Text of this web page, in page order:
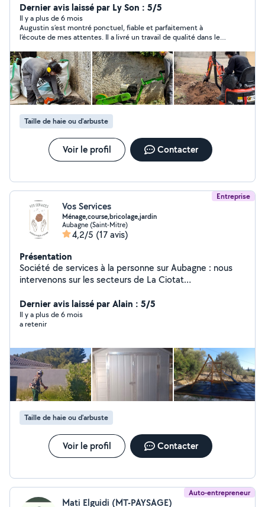
sécurité, entretien et mise en valeur de vos arbres, dans
le respect de leur développement naturel J'interviens
également pour l'entretien et l'aménagement paysager
afin de créer des espaces verts harmonieux et durables
Intervention de Marseille à Toulon, secteur Saint-Cyr-
sur-Mer Disponible du lundi au samedi Contactez-moi
pour un devis gratuit
Dernier avis laissé par Ly Son : 5/5
Il y a plus de 6 mois
Augustin s’est montré ponctuel, fiable et parfaitement à
l’écoute de mes attentes. Il a livré un travail de qualité dans les
Taille de haie ou d'arbuste
Voir le profil Contacter
Entreprise
Vos Services
Ménage,course,bricolage,jardin
Aubagne (Saint-Mitre)
4,2/5 (17 avis)
Présentation
Société de services à la personne sur Aubagne : nous
intervenons sur les secteurs de La Ciotat
Dernier avis laissé par Alain : 5/5
Il y a plus de 6 mois
a retenir
Taille de haie ou d'arbuste
Voir le profil Contacter
Auto-entrepreneur
Mati Elguidi (MT-PAYSAGE)